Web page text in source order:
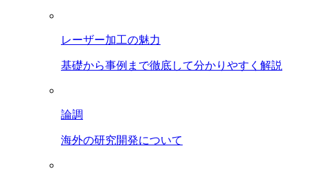
レーザー加工の魅力
基礎から事例まで徹底して分かりやすく解説
論調
海外の研究開発について